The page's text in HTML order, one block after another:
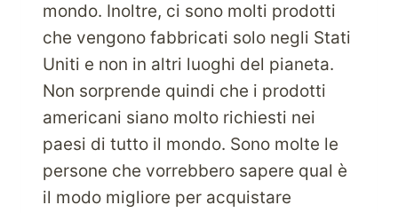
mondo. Inoltre, ci sono molti prodotti
che vengono fabbricati solo negli Stati
Uniti e non in altri luoghi del pianeta.
Non sorprende quindi che i prodotti
americani siano molto richiesti nei
paesi di tutto il mondo. Sono molte le
persone che vorrebbero sapere qual è
il modo migliore per acquistare